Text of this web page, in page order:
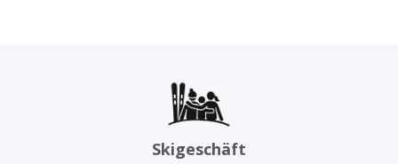
Skigeschäft